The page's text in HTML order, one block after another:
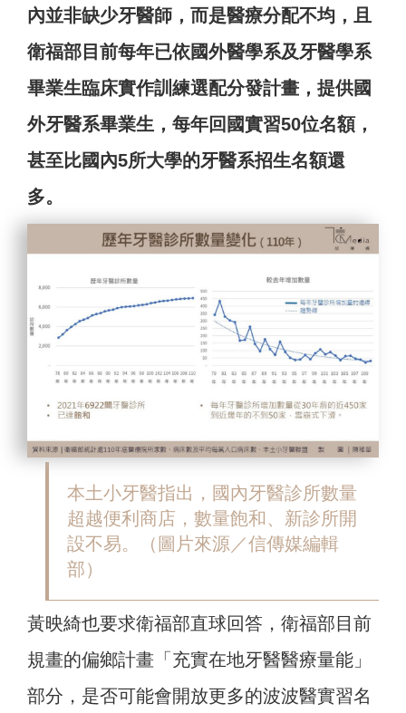
內並非缺少牙醫師，而是醫療分配不均，且
衛福部目前每年已依國外醫學系及牙醫學系
畢業生臨床實作訓練選配分發計畫，提供國
外牙醫系畢業生，每年回國實習50位名額，
甚至比國內5所大學的牙醫系招生名額還
多。
本土小牙醫指出，國內牙醫診所數量
超越便利商店，數量飽和、新診所開
設不易。（圖片來源／信傳媒編輯
部）
黃映綺也要求衛福部直球回答，衛福部目前
規畫的偏鄉計畫「充實在地牙醫醫療量能」
部分，是否可能會開放更多的波波醫實習名